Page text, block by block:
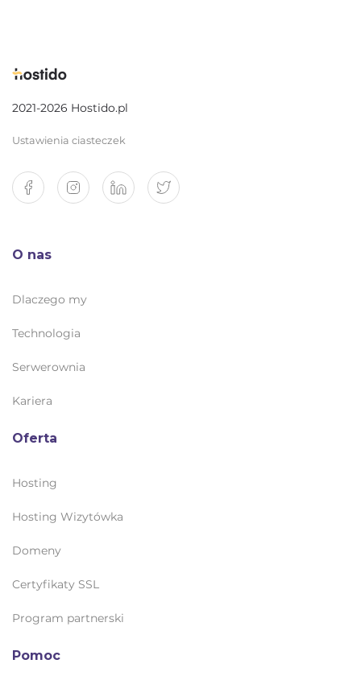
2021-2026 Hostido.pl
Ustawienia ciasteczek
O nas
Dlaczego my
Technologia
Serwerownia
Kariera
Oferta
Hosting
Hosting Wizytówka
Domeny
Certyfikaty SSL
Program partnerski
Pomoc